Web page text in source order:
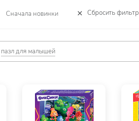
Сначала новинки Сбросить фильтр
пазл для малышей